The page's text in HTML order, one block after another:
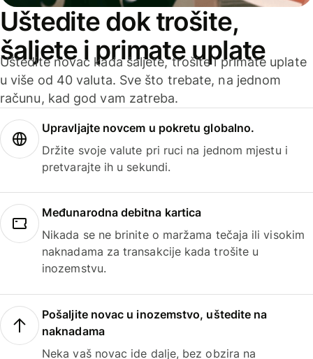
Uštedite dok trošite,
šaljete i primate uplate
Uštedite novac kada šaljete, trošite i primate uplate
u više od 40 valuta. Sve što trebate, na jednom
računu, kad god vam zatreba.
Upravljajte novcem u pokretu globalno.
Držite svoje valute pri ruci na jednom mjestu i
pretvarajte ih u sekundi.
Međunarodna debitna kartica
Nikada se ne brinite o maržama tečaja ili visokim
naknadama za transakcije kada trošite u
inozemstvu.
Pošaljite novac u inozemstvo, uštedite na
naknadama
Neka vaš novac ide dalje, bez obzira na